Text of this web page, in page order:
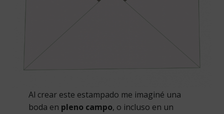
Al crear este estampado me imaginé una
boda en pleno campo, o incluso en un